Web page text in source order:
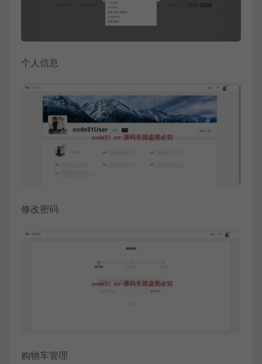
个人信息
修改密码
购物车管理